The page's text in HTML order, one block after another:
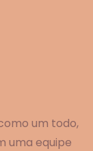
um todo,
uma equipe